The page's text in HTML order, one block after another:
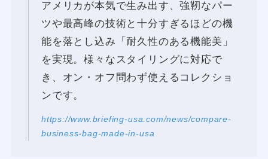
アメリカが本気で生み出す、強靭なパー
ツや最高峰の技術と十分すぎるほどの機
能を落とし込み「耐久性のある機能美」
を実現。様々なスタイリングに対応で
き、オン・オフ問わず使えるコレクショ
ンです。
https://www.briefing-usa.com/news/compare-
business-bag-made-in-usa